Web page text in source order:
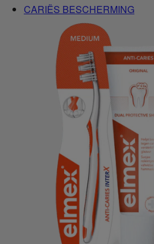
CARIËS BESCHERMING